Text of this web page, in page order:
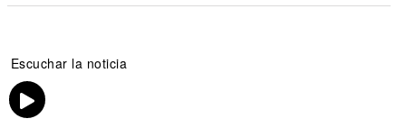
Escuchar la noticia